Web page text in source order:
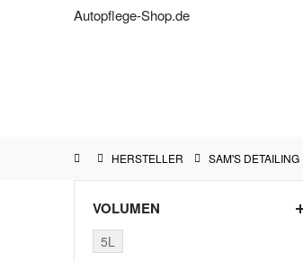
HERSTELLER SAM'S DETAILING
VOLUMEN
5L